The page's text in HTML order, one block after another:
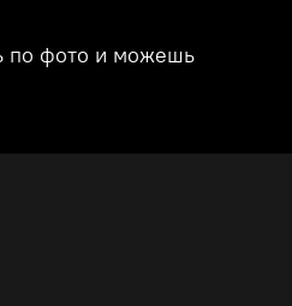
по фото и можешь